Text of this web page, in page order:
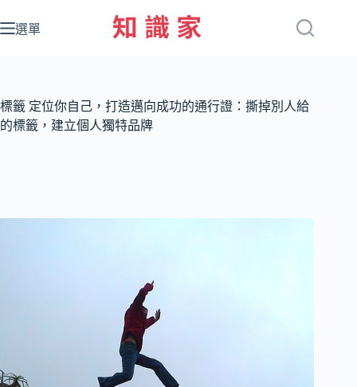
至
容
選單
標籤 定位你自己，打造邁向成功的通行證：撕掉別人給
的標籤，建立個人獨特品牌